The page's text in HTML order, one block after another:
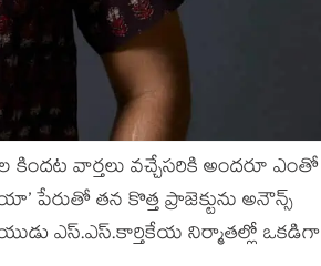
వార్తలు వచ్చేసరికి అందరూ ఎంతో
పేరుతో తన కొత్త ప్రాజెక్టును అనౌన్స్
ఎస్.ఎస్.కార్తికేయ నిర్మాతల్లో ఒకడిగా